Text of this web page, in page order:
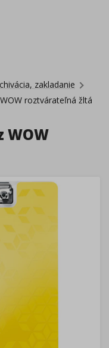
zakladanie
roztvárateľná žltá
WOW